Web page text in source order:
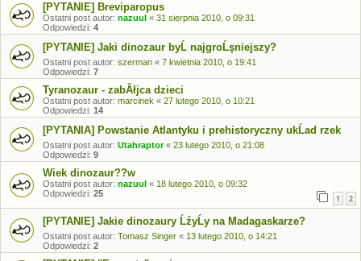
[PYTANIE] Breviparopus
Ostatni post autor: nazuul « 31 sierpnia 2010, o 09:31
Odpowiedzi: 4
[PYTANIE] Jaki dinozaur byĹ najgroĹşniejszy?
Ostatni post autor: szerman « 7 kwietnia 2010, o 19:41
Odpowiedzi: 7
Tyranozaur - zabĂłjca dzieci
Ostatni post autor: marcinek « 27 lutego 2010, o 10:21
Odpowiedzi: 14
[PYTANIA] Powstanie Atlantyku i prehistoryczny ukĹad rzek
Ostatni post autor: Utahraptor« 23 lutego 2010, o 21:08
Odpowiedzi: 9
Wiek dinozaur??w
Ostatni post autor: nazuul « 18 lutego 2010, o 09:32
Odpowiedzi: 25 1 2
[PYTANIE] Jakie dinozaury ĹźyĹy na Madagaskarze?
Ostatni post autor: Tomasz Singer « 13 lutego 2010, o 14:21
Odpowiedzi: 2